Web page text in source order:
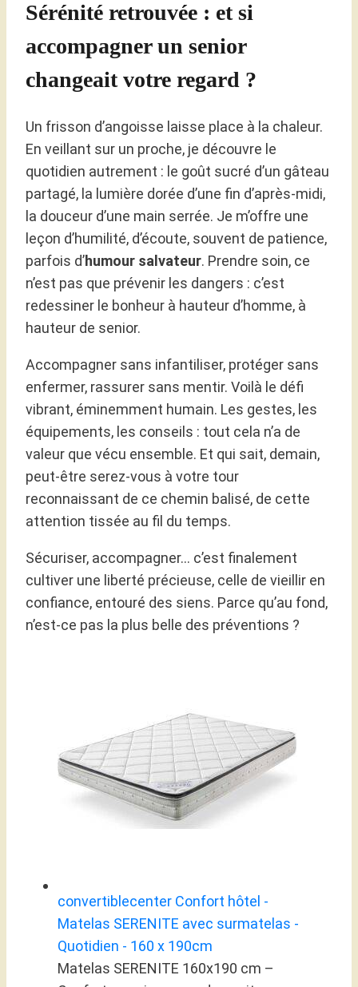
Sérénité retrouvée : et si
accompagner un senior
changeait votre regard ?
Un frisson d’angoisse laisse place à la chaleur.
En veillant sur un proche, je découvre le
quotidien autrement : le goût sucré d’un gâteau
partagé, la lumière dorée d’une fin d’après-midi,
la douceur d’une main serrée. Je m’offre une
leçon d’humilité, d’écoute, souvent de patience,
parfois d’humour salvateur. Prendre soin, ce
n’est pas que prévenir les dangers : c’est
redessiner le bonheur à hauteur d’homme, à
hauteur de senior.
Accompagner sans infantiliser, protéger sans
enfermer, rassurer sans mentir. Voilà le défi
vibrant, éminemment humain. Les gestes, les
équipements, les conseils : tout cela n’a de
valeur que vécu ensemble. Et qui sait, demain,
peut-être serez-vous à votre tour
reconnaissant de ce chemin balisé, de cette
attention tissée au fil du temps.
Sécuriser, accompagner… c’est finalement
cultiver une liberté précieuse, celle de vieillir en
confiance, entouré des siens. Parce qu’au fond,
n’est-ce pas la plus belle des préventions ?
convertiblecenter Confort hôtel -
Matelas SERENITE avec surmatelas -
Quotidien - 160 x 190cm
Matelas SERENITE 160x190 cm –